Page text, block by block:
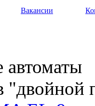
Вакансии
автоматы
"двойной